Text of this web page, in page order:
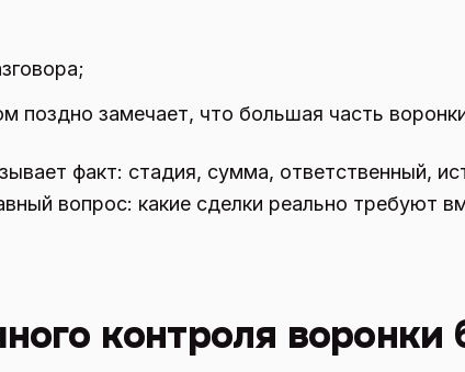
поздно замечает, что большая часть
факт: стадия, сумма, ответственный,
вопрос: какие сделки реально требуют
контроля воронки